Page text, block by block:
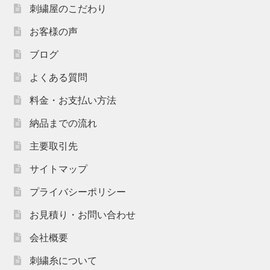
刺繍屋のこだわり
お客様の声
ブログ
よくある質問
料金・お支払い方法
納品までの流れ
主要取引先
サイトマップ
プライバシーポリシー
お見積り・お問い合わせ
会社概要
刺繍糸について